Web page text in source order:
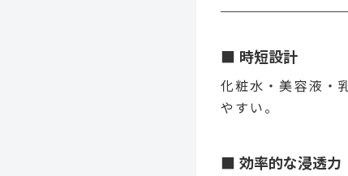
時短設計
化粧水・美容液・
やすい。
効率的な浸透力